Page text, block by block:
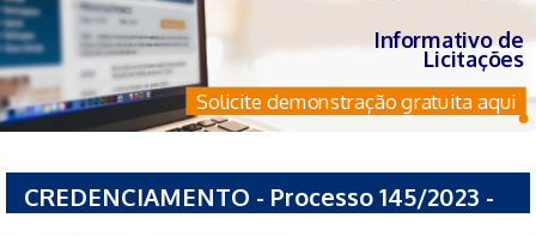
Informativo de
Licitações
Solicite demonstração gratuita aqui
CREDENCIAMENTO - Processo 145/2023 -